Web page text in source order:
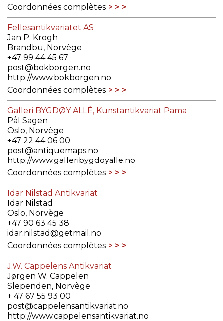
Coordonnées complètes
Fellesantikvariatet AS
Jan P. Krogh
Brandbu, Norvège
+47 99 44 45 67
post@bokborgen.no
http://www.bokborgen.no
Coordonnées complètes
Galleri BYGDØY ALLÉ, Kunstantikvariat Pama
Pål Sagen
Oslo, Norvège
+47 22 44 06 00
post@antiquemaps.no
http://www.galleribygdoyalle.no
Coordonnées complètes
Idar Nilstad Antikvariat
Idar Nilstad
Oslo, Norvège
+47 90 63 45 38
idar.nilstad@getmail.no
Coordonnées complètes
J.W. Cappelens Antikvariat
Jørgen W. Cappelen
Slependen, Norvège
+ 47 67 55 93 00
post@cappelensantikvariat.no
http://www.cappelensantikvariat.no